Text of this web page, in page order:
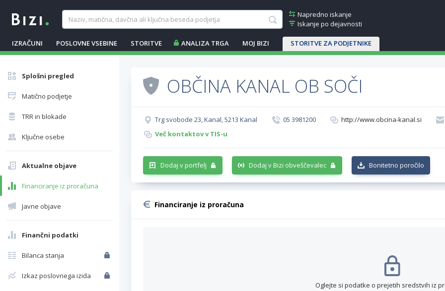
Napredno iskanje
Iskanje po dejavnosti
IZRAČUNI POSLOVNE VSEBINE STORITVE ANALIZA TRGA MOJ BIZI STORITVE ZA PODJETNIKE
Splošni pregled
Matično podjetje
TRR in blokade
Ključne osebe
Aktualne objave
Financiranje iz proračuna
Javne objave
Finančni podatki
Bilanca stanja
Izkaz poslovnega izida
OBČINA KANAL OB SOČI
Trg svobode 23, Kanal, 5213 Kanal 05 3981200 http://www.obcina-kanal.si
Več kontaktov v TIS-u
Dodaj v portfelj Dodaj v Bizi obveščevalec Bonitetno poročilo
Financiranje iz proračuna
Oglejte si podatke o prejetih sredstvih iz